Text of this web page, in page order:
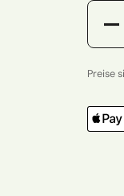
Anzahl
Preise